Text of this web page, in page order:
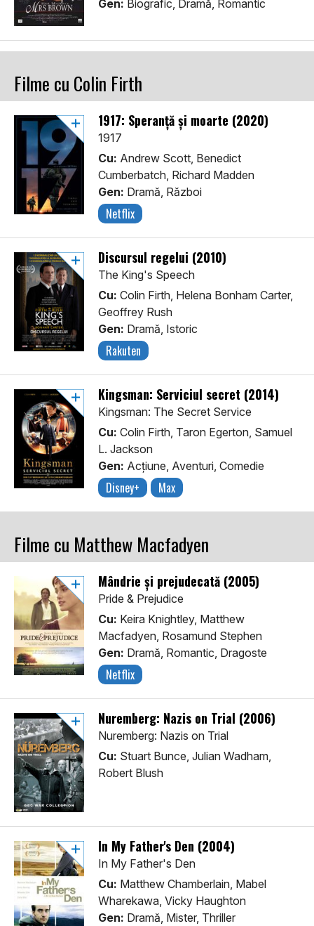
Gen: Biografic, Dramă, Romantic
Filme cu Colin Firth
1917: Speranță și moarte (2020)
1917
Cu: Andrew Scott, Benedict
Cumberbatch, Richard Madden
Gen: Dramă, Război
Netflix
Discursul regelui (2010)
The King's Speech
Cu: Colin Firth, Helena Bonham Carter,
Geoffrey Rush
Gen: Dramă, Istoric
Rakuten
Kingsman: Serviciul secret (2014)
Kingsman: The Secret Service
Cu: Colin Firth, Taron Egerton, Samuel
L. Jackson
Gen: Acţiune, Aventuri, Comedie
Disney+ Max
Filme cu Matthew Macfadyen
Mândrie și prejudecată (2005)
Pride & Prejudice
Cu: Keira Knightley, Matthew
Macfadyen, Rosamund Stephen
Gen: Dramă, Romantic, Dragoste
Netflix
Nuremberg: Nazis on Trial (2006)
Nuremberg: Nazis on Trial
Cu: Stuart Bunce, Julian Wadham,
Robert Blush
In My Father's Den (2004)
In My Father's Den
Cu: Matthew Chamberlain, Mabel
Wharekawa, Vicky Haughton
Gen: Dramă, Mister, Thriller